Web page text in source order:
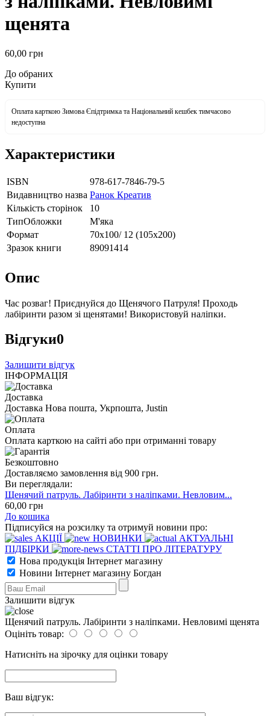
щенята
60,00 грн
До обраних
Купити
Оплата карткою Зимова Єпідтримка та Національний кешбек тимчасово
недоступна
Характеристики
ISBN
978-617-7846-79-5
Видавництво назва Ранок Креатив
Кількість сторінок
10
ТипОбложки
М'яка
Формат
70х100/ 12 (105х200)
Зразок книги
89091414
Опис
Час розваг! Приєднуйся до Щенячого Патруля! Проходь
лабіринти разом зі щенятами! Використовуй наліпки.
Відгуки0
Залишити відгук
ІНФОРМАЦІЯ
Доставка
Доставка Нова пошта, Укрпошта, Justin
Оплата
Оплата карткою на сайті або при отриманні товару
Безкоштовно
Доставляємо замовлення від 900 грн.
Ви переглядали:
Щенячий патруль. Лабіринти з наліпками. Невловим...
60,00 грн
До кошика
Підписуйся на розсилку та отримуй новини про:
АКЦІЇ
НОВИНКИ
АКТУАЛЬНІ
ПІДБІРКИ
СТАТТІ ПРО ЛІТЕРАТУРУ
Нова продукція Інтернет магазину
Новини Інтернет магазину Богдан
Залишити відгук
Щенячий патруль. Лабіринти з наліпками. Невловимі щенята
Оцініть товар:
Натисніть на зірочку для оцінки товару
Ваш відгук: